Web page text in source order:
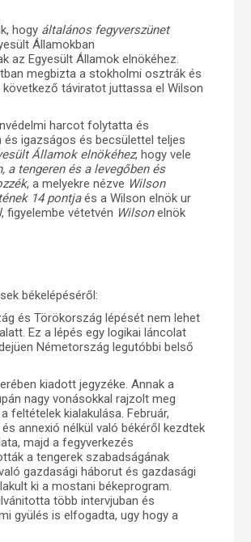
hogy általános fegyverszünet
Államokban
az Egyesült Államok elnökéhez.
megbizta a stokholmi osztrák és
táviratot juttassa el Wilson
harcot folytatta és
igazságos és becsülettel teljes
Államok elnökéhez, hogy vele
a tengeren és a levegőben és
, a melyekre nézve Wilson
14 pontjaés a Wilson elnök ur
, figyelembe vétetvén Wilsonelnök
békelépéséről:
és Törökország lépését nem lehet
Ez a lépés egy logikai láncolat
Németország legutóbbi belső
kiadott jegyzéke. Annak a
nagy vonásokkal rajzolt meg
feltételek kialakulása. Február,
annexió nélkül való békéről kezdtek
majd a fegyverkezés
a tengerek szabadságának
gazdasági háborut és gazdasági
ki a mostani békeprogram.
több intervjuban és
gyülés is elfogadta, ugy hogy a